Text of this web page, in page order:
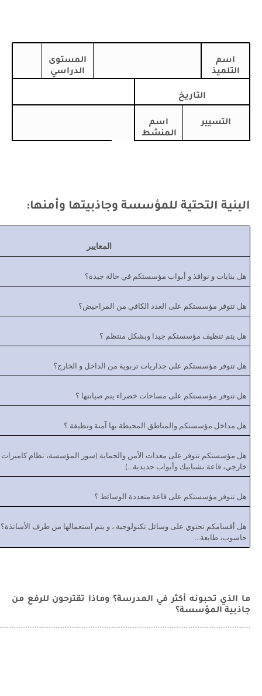
اسم
التلميذ
المستوى
الدراسي
التاريخ
التسيير
اسم
المنشط
البنية التحتية للمؤسسة وجاذبيتها وأمنها:
المعايير
هل بنايات و نوافذ و أبواب مؤسستكم في حالة جيدة؟
هل تتوفر مؤسستكم على العدد الكافي من المراحيض؟
هل يتم تنظيف مؤسستكم جيدا وبشكل منتظم ؟
هل تتوفر مؤسستكم على جذاريات تربوية من الداخل و الخارج؟
هل تتوفر مؤسستكم على مساحات خضراء يتم صيانتها ؟
هل مداخل مؤسستكم والمناطق المحيطة بها آمنة ونظيفة ؟
هل مؤسستكم تتوفر على معدات الأمن والحماية (سور المؤسسة، نظام كاميرات
خارجي، قاعة بشبابيك وأبواب حديدية...)
هل تتوفر مؤسستكم على قاعة متعددة الوسائط ؟
هل أقسامكم تحتوي على وسائل تكنولوجية ، و يتم استعمالها من طرف
حاسوب، طابعة...
ما الذي تحبونه أكثر في المدرسة؟ وماذا تقترحون للرفع من
جاذبية المؤسسة؟